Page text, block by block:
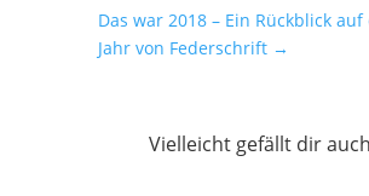
Das war 2018 – Ein Rückblick
Jahr von Federschrift→
Vielleicht gefällt dir